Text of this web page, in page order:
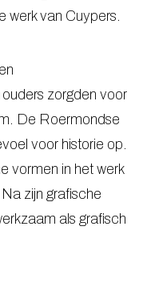
werk van Cuypers.
zorgden voor
De Roermondse
voor historie op.
vormen in het werk
zijn grafische
als grafisch